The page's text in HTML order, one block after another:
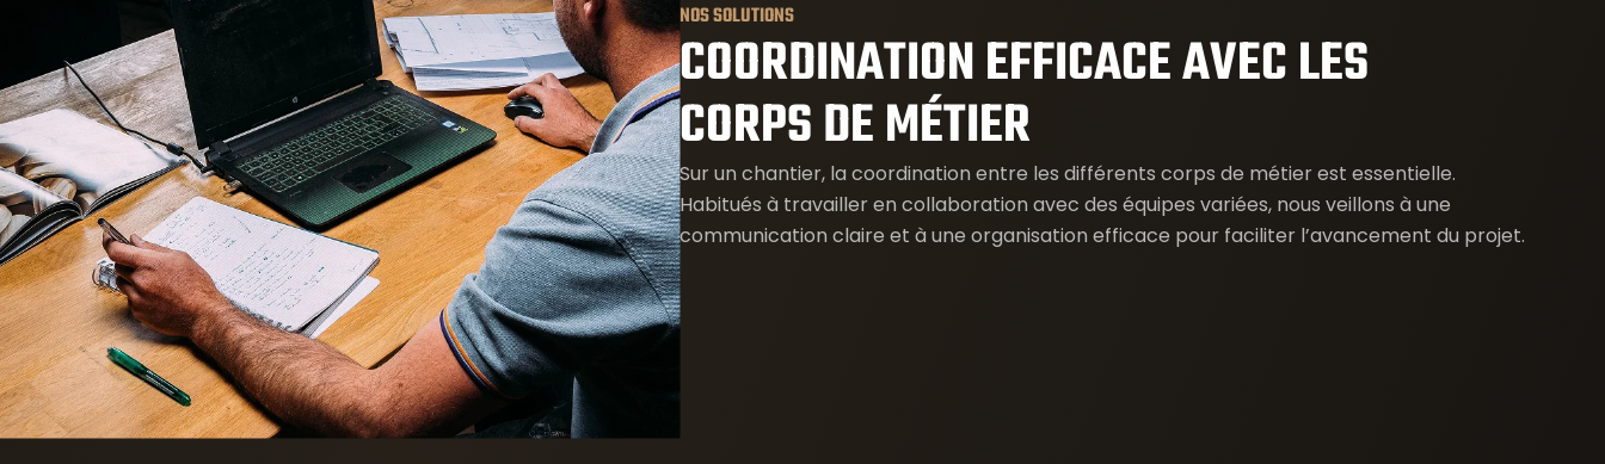
NOS SOLUTIONS
COORDINATION EFFICACE AVEC LES
CORPS DE MÉTIER
Sur un chantier, la coordination entre les différents corps de métier est essentielle.
Habitués à travailler en collaboration avec des équipes variées, nous veillons à une
communication claire et à une organisation efficace pour faciliter l’avancement du projet.